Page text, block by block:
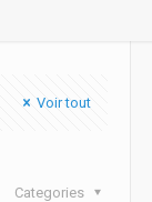
Voir tout
Categories